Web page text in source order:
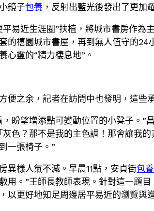
鏡子包養 ，反射出藍光後發出了更加
易近生涯圈”扶植，將城市書房作
的禧園城市書屋，再到無人值守的
心靈的“精力棲息地”。
便之余，記者在訪問中也發明，這些
盼望增添點可變動位置的小凳子。
色？那不是我的主色調！那會讓我
一張椅子。”
異樣人氣不減。早晨11點，安貞街包
用。”王師長教師表現。針對這一題
以更好地知足周邊居平易近的瀏覽與